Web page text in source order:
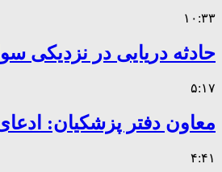
۱۰:۳۳
حادثه دریایی در نزدیکی
۵:۱۷
معاون دفتر پزشکیان:
۴:۴۱